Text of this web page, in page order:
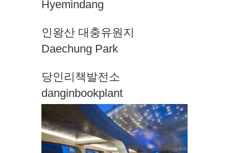
Hyemindang
인왕산 대충유원지
Daechung Park
당인리책발전소
danginbookplant